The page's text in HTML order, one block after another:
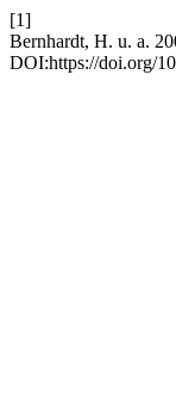
[1]
Bernhardt, H. u. a.
DOI:https://doi.org/